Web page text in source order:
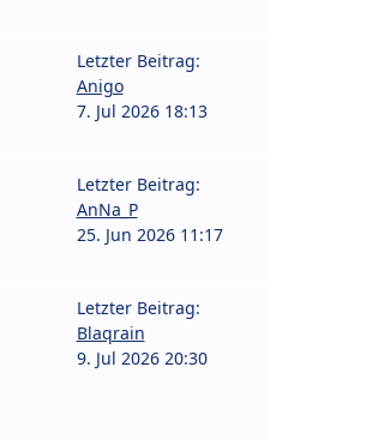
Letzter Beitrag:
Anigo
7. Jul 2026 18:13
Letzter Beitrag:
AnNa_P
25. Jun 2026 11:17
Letzter Beitrag:
Blaqrain
9. Jul 2026 20:30